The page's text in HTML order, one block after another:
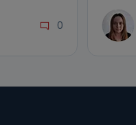
0